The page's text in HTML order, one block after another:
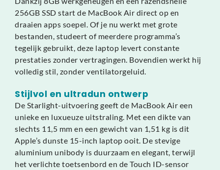
256GB SSD start de MacBook Air direct op en
draaien apps soepel. Of je nu werkt met grote
bestanden, studeert of meerdere programma’s
tegelijk gebruikt, deze laptop levert constante
prestaties zonder vertragingen. Bovendien werkt hij
volledig stil, zonder ventilatorgeluid.
Stijlvol en ultradun ontwerp
De Starlight-uitvoering geeft de MacBook Air een
unieke en luxueuze uitstraling. Met een dikte van
slechts 11,5 mm en een gewicht van 1,51 kg is dit
Apple’s dunste 15-inch laptop ooit. De stevige
aluminium unibody is duurzaam en elegant, terwijl
het verlichte toetsenbord en de Touch ID-sensor